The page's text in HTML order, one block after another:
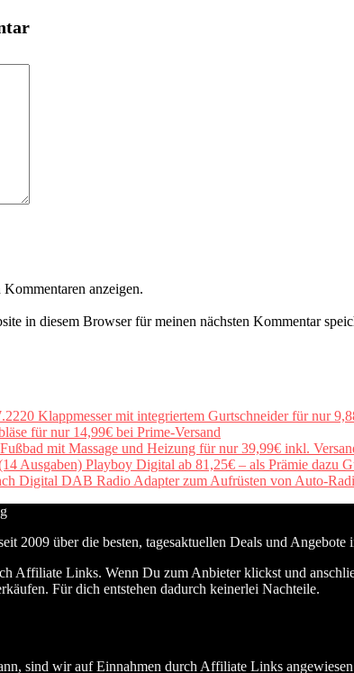
anzeigen.
in diesem Browser für meinen nächsten Kommentar
Klappmesser mit integriertem Gurtschneider für nur
für nur 14,99€ bei Prime-Versand
mit Massage und Heizung für nur 39,99€ inkl.
Ausgaben) Playboy Digital ab 81,25€ – als Prämie dazu
Digital DAB Radio Adapter zum Aufrüsten von Auto-
2009 über die besten, tagesaktuellen Deals und Angebote
Affiliate Links. Wenn Du zum Anbieter klickst und
Für dich entstehen dadurch keinerlei Nachteile.
sind wir auf Einnahmen durch Affiliate Links